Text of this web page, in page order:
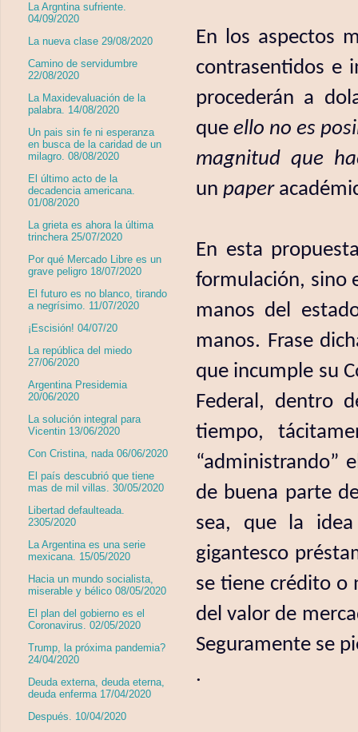
En los aspectos
contrasentidos e
procederán a
que ello no es
magnitud que
un paper
En esta
formulación, sino
manos del
manos. Frase
que incumple su
Federal, dentro
tiempo,
“administrando”
de buena parte
sea, que la
gigantesco
se tiene crédito o
del valor de
Seguramente se
.
La Argntina sufriente.
04/09/2020
La nueva clase 29/08/2020
Camino de servidumbre
22/08/2020
La Maxidevaluación de la
palabra. 14/08/2020
Un pais sin fe ni esperanza
en busca de la caridad de un
milagro. 08/08/2020
El último acto de la
decadencia americana.
01/08/2020
La grieta es ahora la última
trinchera 25/07/2020
Por qué Mercado Libre es un
grave peligro 18/07/2020
El futuro es no blanco, tirando
a negrísimo. 11/07/2020
¡Escisión! 04/07/20
La república del miedo
27/06/2020
Argentina Presidemia
20/06/2020
La solución integral para
Vicentin 13/06/2020
Con Cristina, nada 06/06/2020
El país descubrió que tiene
mas de mil villas. 30/05/2020
Libertad defaulteada.
2305/2020
La Argentina es una serie
mexicana. 15/05/2020
Hacia un mundo socialista,
miserable y bélico 08/05/2020
El plan del gobierno es el
Coronavirus. 02/05/2020
Trump, la próxima pandemia?
24/04/2020
Deuda externa, deuda eterna,
deuda enferma 17/04/2020
Después. 10/04/2020